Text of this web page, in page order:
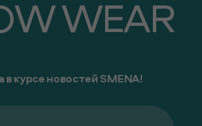
WEAR
в курсе новостей SMENA!